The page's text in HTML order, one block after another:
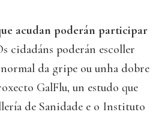
acudan poderán participar
cidadáns poderán escoller
da gripe ou unha dobre
GalFlu, un estudo que
de Sanidade e o Instituto